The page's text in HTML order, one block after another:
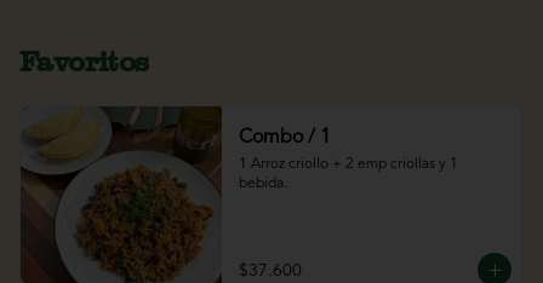
Favoritos
Combo / 1
1 Arroz criollo + 2 emp criollas y 1
bebida.
$37.600